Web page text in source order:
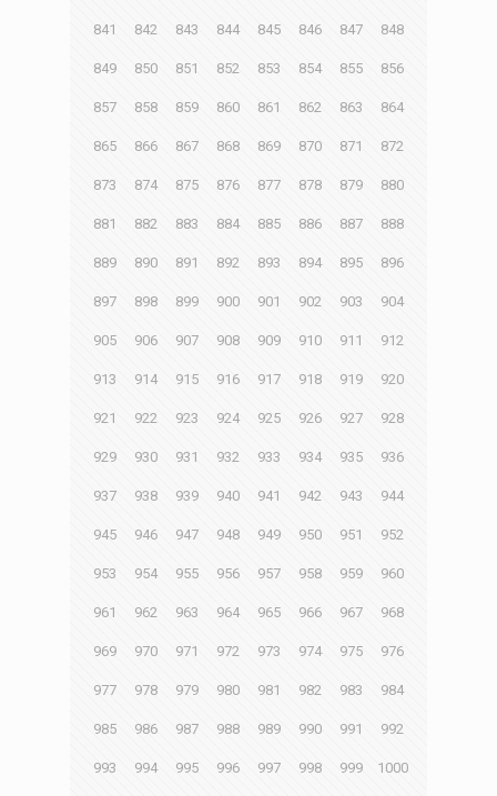
841 842 843 844 845 846 847 848
849 850 851 852 853 854 855 856
857 858 859 860 861 862 863 864
865 866 867 868 869 870 871 872
873 874 875 876 877 878 879 880
881 882 883 884 885 886 887 888
889 890 891 892 893 894 895 896
897 898 899 900 901 902 903 904
905 906 907 908 909 910 911 912
913 914 915 916 917 918 919 920
921 922 923 924 925 926 927 928
929 930 931 932 933 934 935 936
937 938 939 940 941 942 943 944
945 946 947 948 949 950 951 952
953 954 955 956 957 958 959 960
961 962 963 964 965 966 967 968
969 970 971 972 973 974 975 976
977 978 979 980 981 982 983 984
985 986 987 988 989 990 991 992
993 994 995 996 997 998 999 1000